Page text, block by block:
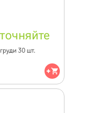
30 шт.